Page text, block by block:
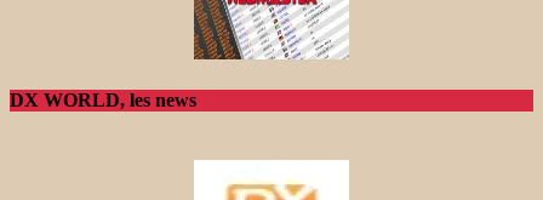
DX WORLD, les news